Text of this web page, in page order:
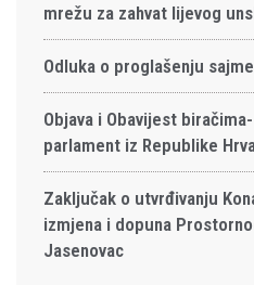
mrežu za zahvat lijevog
Odluka o proglašenju
Objava i Obavijest
parlament iz Republike
Zaključak o utvrđivanju
izmjena i dopuna
Jasenovac